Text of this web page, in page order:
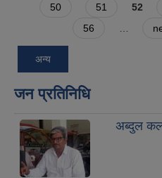
50
51 52
56
अन्य
जन प्रतिनिधि
अब्दुल